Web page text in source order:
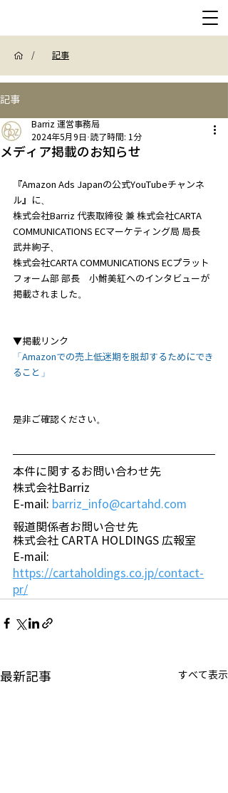
/ 記事
記事
メディア掲載のお知らせ
Barriz 運営事務局
2024年5月9日 読了時間: 1分
『Amazon Ads Japanの公式YouTubeチャンネ
ル』に、
株式会社Barriz 代表取締役 兼 株式会社CARTA
COMMUNICATIONS ECマーケティング局 局長
武井絢子、
株式会社CARTA COMMUNICATIONS ECプラット
フォーム部 部長　小鮒美紅へのインタビューが
掲載されました。
▼掲載リンク
「Amazonでの売上低迷期を脱却するためにでき
ること」
是非ご確認ください。
本件に関するお問い合わせ先
株式会社Barriz
E-mail: barriz_info@cartahd.com
報道関係者お問い合せ先
株式会社 CARTA HOLDINGS 広報室
E-mail:
https://cartaholdings.co.jp/contact-
pr/
最新記事 すべて表示